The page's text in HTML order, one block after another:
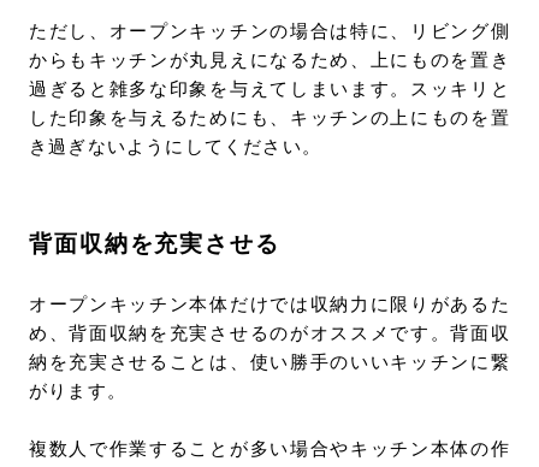
ただし、オープンキッチンの場合は特に、リビング側
からもキッチンが丸見えになるため、上にものを置き
過ぎると雑多な印象を与えてしまいます。スッキリと
した印象を与えるためにも、キッチンの上にものを置
き過ぎないようにしてください。
背面収納を充実させる
オープンキッチン本体だけでは収納力に限りがあるた
め、背面収納を充実させるのがオススメです。背面収
納を充実させることは、使い勝手のいいキッチンに繋
がります。
複数人で作業することが多い場合やキッチン本体の作